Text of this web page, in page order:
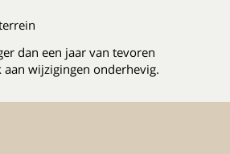
dan een jaar van tevoren
wijzigingen onderhevig.